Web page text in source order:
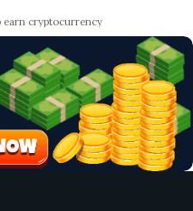
earn cryptocurrency